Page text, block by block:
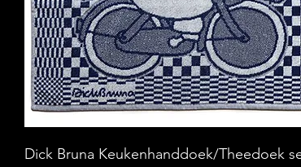
Snel overzicht
Dick Bruna Keukenhanddoek/Theedoek